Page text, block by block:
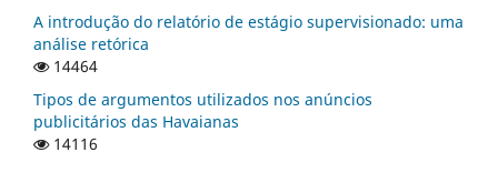
A introdução do relatório de estágio supervisionado: uma
análise retórica
14464
Tipos de argumentos utilizados nos anúncios
publicitários das Havaianas
14116